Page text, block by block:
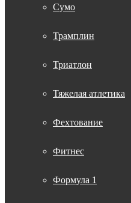
Сумо
Трамплин
Триатлон
Тяжелая атлетика
Фехтование
Фитнес
Формула 1